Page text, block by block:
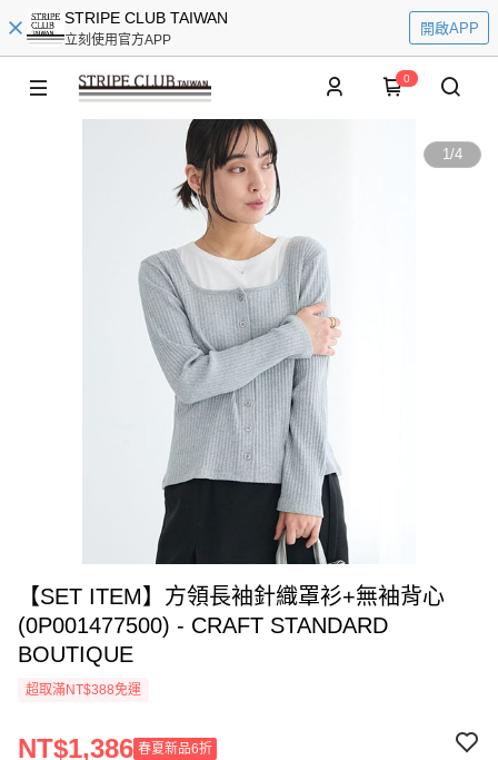
STRIPE CLUB TAIWAN
立刻使用官方APP
開啟APP
0
1/4
【SET ITEM】方領長袖針織罩衫+無袖背心
(0P001477500) - CRAFT STANDARD
BOUTIQUE
超取滿NT$388免運
NT$1,386 春夏新品6折